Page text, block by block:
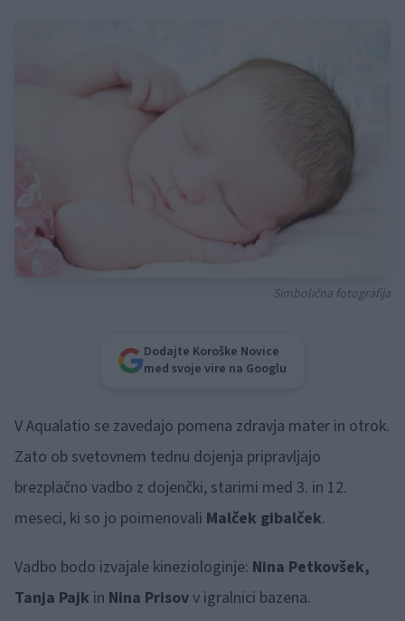
Simbolična fotografija
Dodajte Koroške Novice
med svoje vire na Googlu
V Aqualatio se zavedajo pomena zdravja mater in otrok.
Zato ob svetovnem tednu dojenja pripravljajo
brezplačno vadbo z dojenčki, starimi med 3. in 12.
meseci, ki so jo poimenovali Malček gibalček.
Vadbo bodo izvajale kineziologinje: Nina Petkovšek,
Tanja Pajk in Nina Prisovv igralnici bazena.